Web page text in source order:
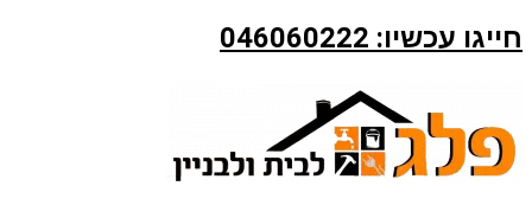
חייגו עכשיו: 046060222